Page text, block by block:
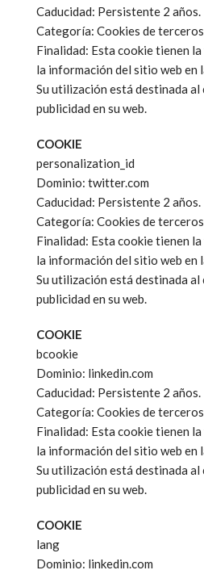
Caducidad: Persistente 2 años.
Categoría: Cookies de
Finalidad: Esta cookie tienen
la información del sitio web en
Su utilización está destinada al
publicidad en su web.
COOKIE
personalization_id
Dominio: twitter.com
Caducidad: Persistente 2 años.
Categoría: Cookies de
Finalidad: Esta cookie tienen
la información del sitio web en
Su utilización está destinada al
publicidad en su web.
COOKIE
bcookie
Dominio: linkedin.com
Caducidad: Persistente 2 años.
Categoría: Cookies de
Finalidad: Esta cookie tienen
la información del sitio web en
Su utilización está destinada al
publicidad en su web.
COOKIE
lang
Dominio: linkedin.com